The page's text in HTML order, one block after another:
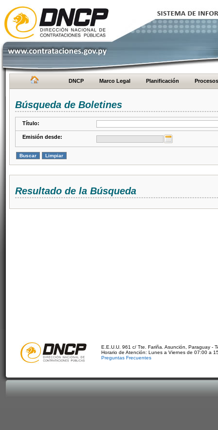
DNCP Marco Legal Planificación Procesos
Búsqueda de Boletines
Título:
Emisión desde:
Resultado de la Búsqueda
E.E.U.U. 961 c/ Tte. Fariña. Asunción, Paraguay -
Horario de Atención: Lunes a Viernes de 07:00 a
Preguntas Frecuentes